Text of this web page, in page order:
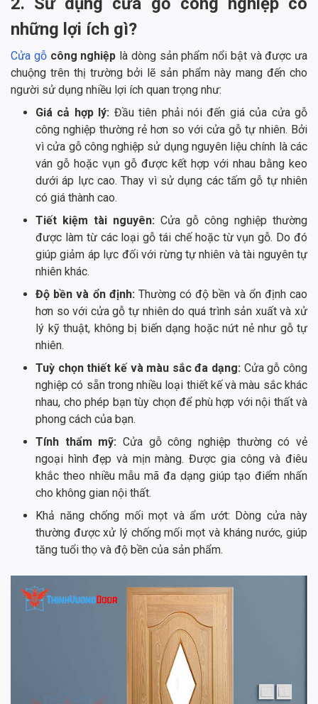
những lợi ích gì?
Cửa gỗcông nghiệp là dòng sản phẩm nổi bật và được ưa
chuộng trên thị trường bởi lẽ sản phẩm này mang đến cho
người sử dụng nhiều lợi ích quan trọng như:
Giá cả hợp lý: Đầu tiên phải nói đến giá của cửa gỗ
công nghiệp thường rẻ hơn so với cửa gỗ tự nhiên. Bởi
vì cửa gỗ công nghiệp sử dụng nguyên liệu chính là các
ván gỗ hoặc vụn gỗ được kết hợp với nhau bằng keo
dưới áp lực cao. Thay vì sử dụng các tấm gỗ tự nhiên
có giá thành cao.
Tiết kiệm tài nguyên: Cửa gỗ công nghiệp thường
được làm từ các loại gỗ tái chế hoặc từ vụn gỗ. Do đó
giúp giảm áp lực đối với rừng tự nhiên và tài nguyên tự
nhiên khác.
Độ bền và ổn định: Thường có độ bền và ổn định cao
hơn so với cửa gỗ tự nhiên do quá trình sản xuất và xử
lý kỹ thuật, không bị biến dạng hoặc nứt nẻ như gỗ tự
nhiên.
Tuỳ chọn thiết kế và màu sắc đa dạng: Cửa gỗ công
nghiệp có sẵn trong nhiều loại thiết kế và màu sắc khác
nhau, cho phép bạn tùy chọn để phù hợp với nội thất và
phong cách của bạn.
Tính thẩm mỹ: Cửa gỗ công nghiệp thường có vẻ
ngoại hình đẹp và mịn màng. Được gia công và điêu
khắc theo nhiều mẫu mã đa dạng giúp tạo điểm nhấn
cho không gian nội thất.
Khả năng chống mối mọt và ẩm ướt: Dòng cửa này
thường được xử lý chống mối mọt và kháng nước, giúp
tăng tuổi thọ và độ bền của sản phẩm.